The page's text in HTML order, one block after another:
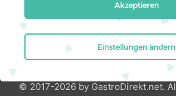
Impressum
Datenschutzerklärung
© 2017-2026 by GastroDirekt.net.
Akzeptieren
Einstellungen ändern